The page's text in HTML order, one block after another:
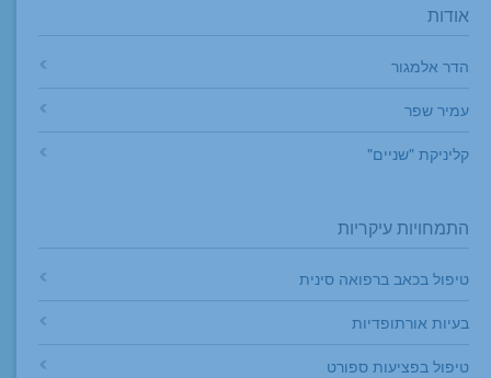
אודות
הדר אלמגור
עמיר שפר
קליניקת "שניים"
התמחויות עיקריות
טיפול בכאב ברפואה סינית
בעיות אורתופדיות
טיפול בפציעות ספורט